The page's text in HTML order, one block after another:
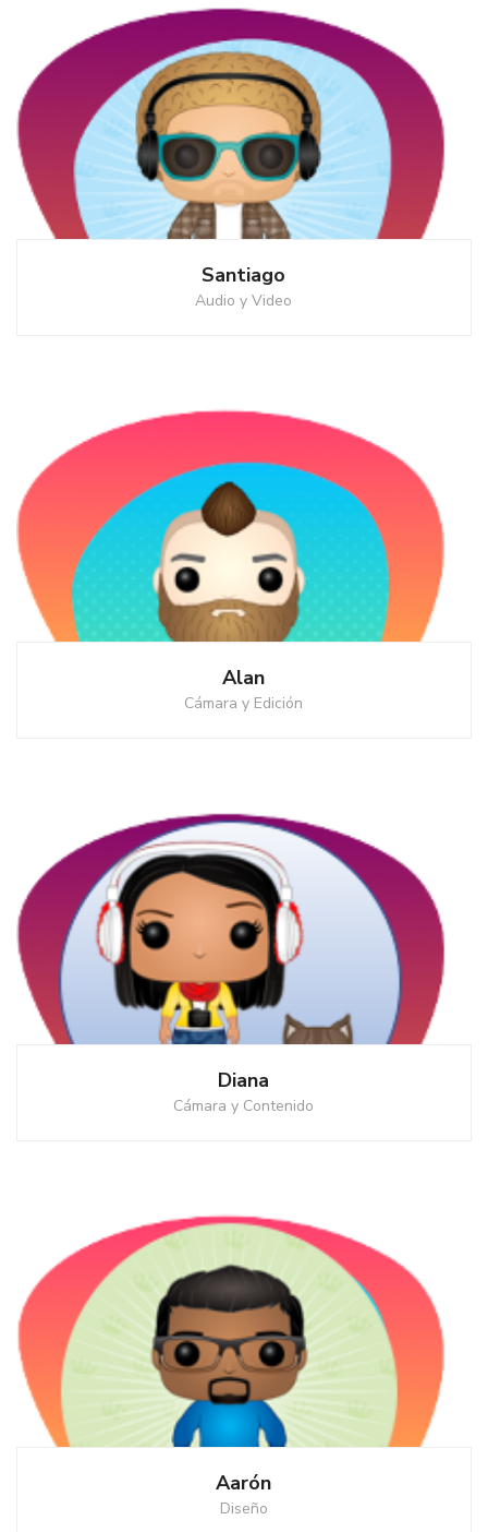
Santiago
Audio y Video
Alan
Cámara y Edición
Diana
Cámara y Contenido
Aarón
Diseño